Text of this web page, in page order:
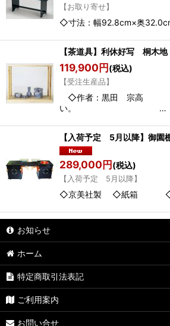
【お取り寄せ】
◇寸法：幅92.8cm×奥
【茶道具】利休好写 桐
119,900円(税込)
【受注生産品】
◇作者：黒田 宗高 ◇箱
い。 …
【入荷予定 5月以降】
289,000円(税込)
【入荷予定 5月以降】
◇京美社製 ◇紙箱 ◇丸炉は
お知らせ
ホーム
特定商取引法表記
ご利用案内
お問い合せ